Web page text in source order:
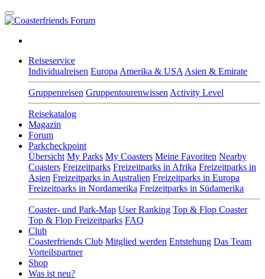
Reiseservice
Individualreisen Europa Amerika & USA Asien & Emirate
Gruppenreisen Gruppentourenwissen Activity Level
Reisekatalog
Magazin
Forum
Parkcheckpoint
Übersicht My Parks My Coasters Meine Favoriten Nearby
Coasters Freizeitparks Freizeitparks in Afrika Freizeitparks in
Asien Freizeitparks in Australien Freizeitparks in Europa
Freizeitparks in Nordamerika Freizeitparks in Südamerika
Coaster- und Park-Map User Ranking Top & Flop Coaster
Top & Flop Freizeitparks FAQ
Club
Coasterfriends Club Mitglied werden Entstehung Das Team
Vorteilspartner
Shop
Was ist neu?